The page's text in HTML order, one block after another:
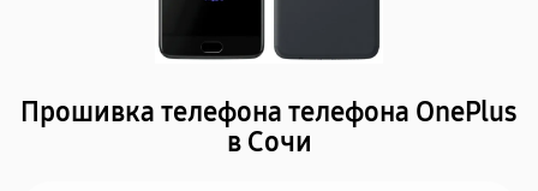
Прошивка телефона телефона OnePlus
в Сочи